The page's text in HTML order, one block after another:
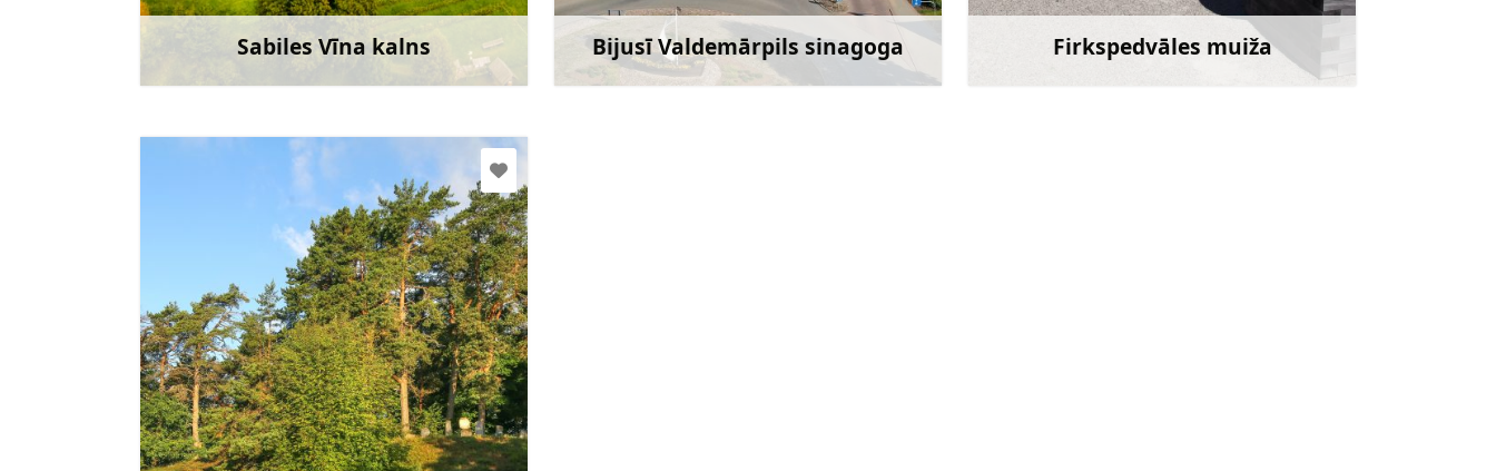
Sabiles Vīna kalns
Doties
Uzzināt vairāk
Bijusī Valdemārpils sinagoga
Doties
Uzzināt vairāk
Firkspedvāles muiža
Doties
Uzzināt vairāk